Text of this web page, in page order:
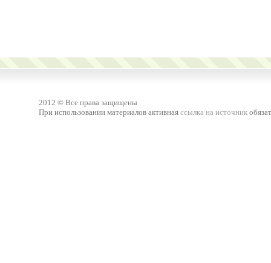
2012 © Все права защищены
При использовании материалов активная ссылка на источник